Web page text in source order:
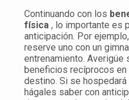
Continuando con los
física , lo importante es
anticipación. Por
reserve uno con un
entrenamiento.
beneficios recíprocos en
destino. Si se
hágales saber con